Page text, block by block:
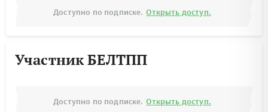
Доступно по подписке. Открыть доступ.
Участник БЕЛТПП
Доступно по подписке. Открыть доступ.